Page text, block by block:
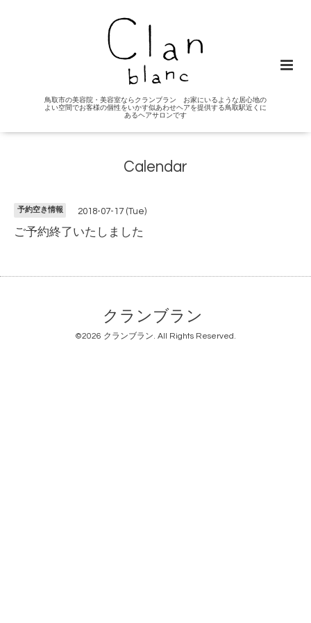
鳥取市の美容院・美容室ならクランブラン お家にいるような居心地の
よい空間でお客様の個性をいかす似あわせヘアを提供する鳥取駅近くに
あるヘアサロンです
Calendar
予約空き情報 2018-07-17 (Tue)
ご予約終了いたしました
クランブラン
©2026 クランブラン. All Rights Reserved.